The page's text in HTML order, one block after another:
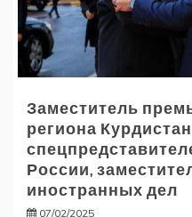
Заместитель
региона
России,
иностранных дел
07/02/2025